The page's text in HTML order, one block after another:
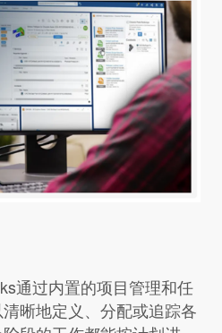
通过内置的项目管理和任
晰地定义、分配或追踪各